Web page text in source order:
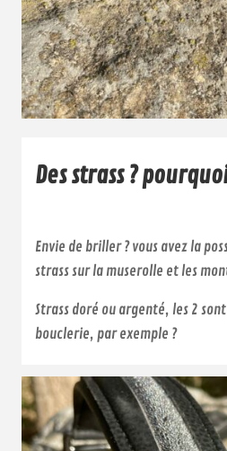
Des strass ?
Envie de briller ? vous avez la
strass sur la muserolle et les
Strass doré ou argenté, les 2
bouclerie, par exemple ?